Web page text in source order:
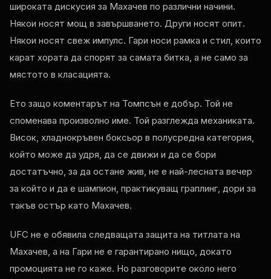
широката дискусия за Махачев по различни начини.
Някои носят мощ в завършването. Други носят опит.
Някои носят свеж импулс. Гари носи рамка и стил, които
карат хората да спорят за самата битка, а не само за
мястото в класацията.
Ето защо коментарът на Томпсън е добър. Той не
споменава произволно име. Той разглежда механиката.
Висок, хладнокръвен боксьор в полусредна категория,
който може да удря, да се движи и да се бори
достатъчно, за да остане жив, не е най-лесната вечер
за който и да е шампион, практикуващ граплинг, дори за
такъв остър като Махачев.
UFC не е обявила следващата защита на титлата на
Махачев, а на Гари не е гарантирано нищо, докато
промоцията не го каже. Но разговорите около него